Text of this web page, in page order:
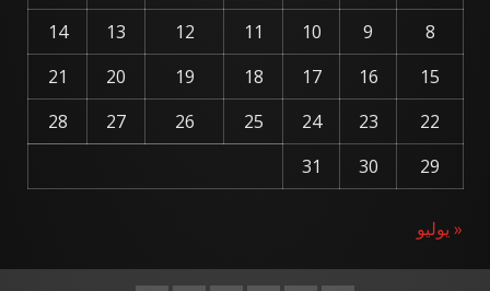
8
9
10
11
12
13
14
15
16
17
18
19
20
21
22
23
24
25
26
27
28
29
30
31
« يوليو